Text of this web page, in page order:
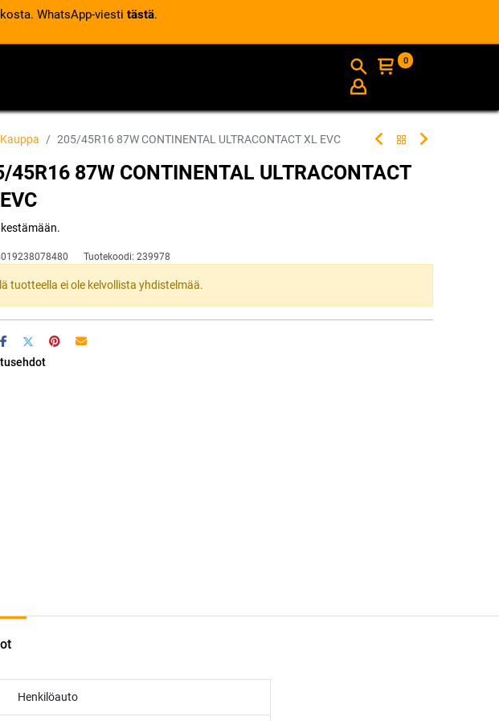
WhatsApp-viesti tästä.
INFO
0
Kauppa 205/45R16 87W CONTINENTAL ULTRACONTACT XL EVC
45R16 87W CONTINENTAL ULTRACONTACT
Tuotekoodi: 239978
tuotteella ei ole kelvollista yhdistelmää.
Henkilöauto